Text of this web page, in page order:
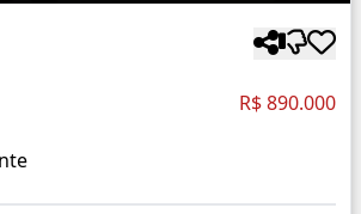
R$ 890.000